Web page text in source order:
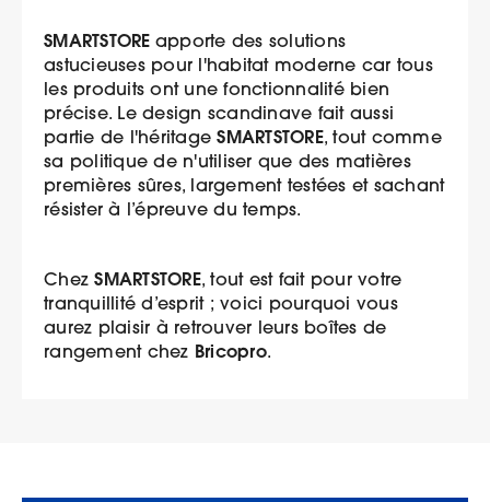
SMARTSTORE apporte des solutions
astucieuses pour l'habitat moderne car tous
les produits ont une fonctionnalité bien
précise. Le design scandinave fait aussi
partie de l'héritageSMARTSTORE, tout comme
sa politique de n'utiliser que des matières
premières sûres, largement testées et sachant
résister à l’épreuve du temps.
ChezSMARTSTORE, tout est fait pour votre
tranquillité d’esprit ; voici pourquoi vous
aurez plaisir à retrouver leurs boîtes de
rangement chez Bricopro.